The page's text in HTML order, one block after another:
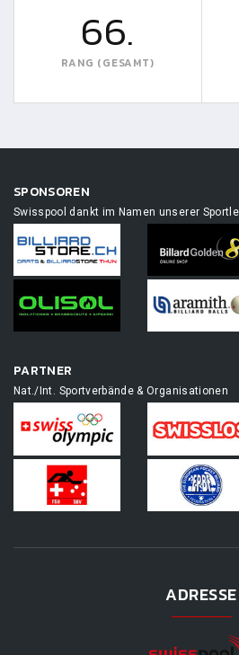
66.
RANG (GESAMT)
SPONSOREN
Swisspool dankt im Namen unserer
PARTNER
Nat./Int. Sportverbände & Organisationen
ADRESSE